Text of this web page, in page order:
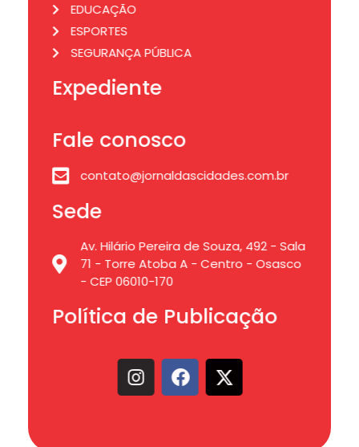
EDUCAÇÃO
ESPORTES
SEGURANÇA PÚBLICA
Expediente
Fale conosco
contato@jornaldascidades.com.br
Sede
Av. Hilário Pereira de Souza, 492 - Sala
71 - Torre Atoba A - Centro - Osasco
- CEP 06010-170
Política de Publicação